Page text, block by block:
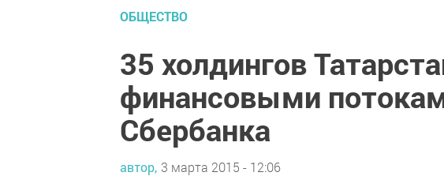
ОБЩЕСТВО
35 холдингов
финансовыми
Сбербанка
автор, 3 марта 2015 - 12:06